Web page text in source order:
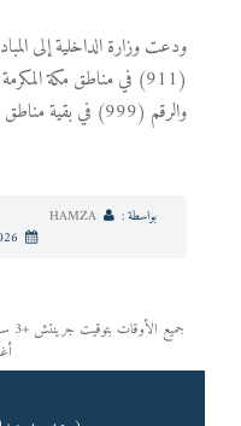
ودعت وزارة الداخلية إلى
(911) في مناطق مكة
والرقم (999) في بقية مناطق المملكة.
بواسطة :
HAMZA
جميع الأوقات بتوقيت جرينتش +3 ساعات. الوقت الآن هو